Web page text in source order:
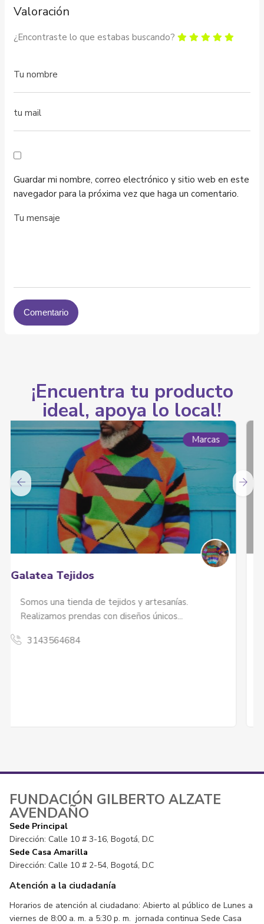
Valoración
¿Encontraste lo que estabas buscando?
Guardar mi nombre, correo electrónico y sitio web en este
navegador para la próxima vez que haga un comentario.
¡Encuentra tu producto
ideal, apoya lo local!
Marcas
Agua y Panela
Agua y Panela es un emprendimiento enfocado
en: Distribución de materiales reciclados y...
3216184615
FUNDACIÓN GILBERTO ALZATE
AVENDAÑO
Sede Principal
Dirección: Calle 10 # 3-16, Bogotá, D.C
Sede Casa Amarilla
Dirección: Calle 10 # 2-54, Bogotá, D.C
Atención a la ciudadanía
Horarios de atención al ciudadano: Abierto al público de Lunes a
viernes de 8:00 a. m. a 5:30 p. m. jornada continua Sede Casa